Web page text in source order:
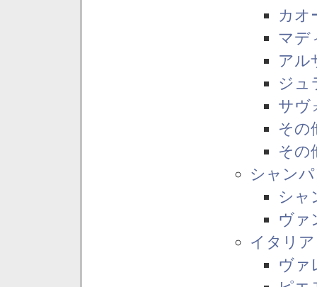
カオ
マデ
アル
ジュ
サヴ
その
その
シャン
シャ
ヴァ
イタリア
ヴァ